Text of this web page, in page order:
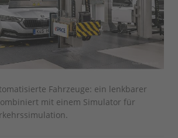
Fahrzeuge: ein lenkbarer
mit einem Simulator für